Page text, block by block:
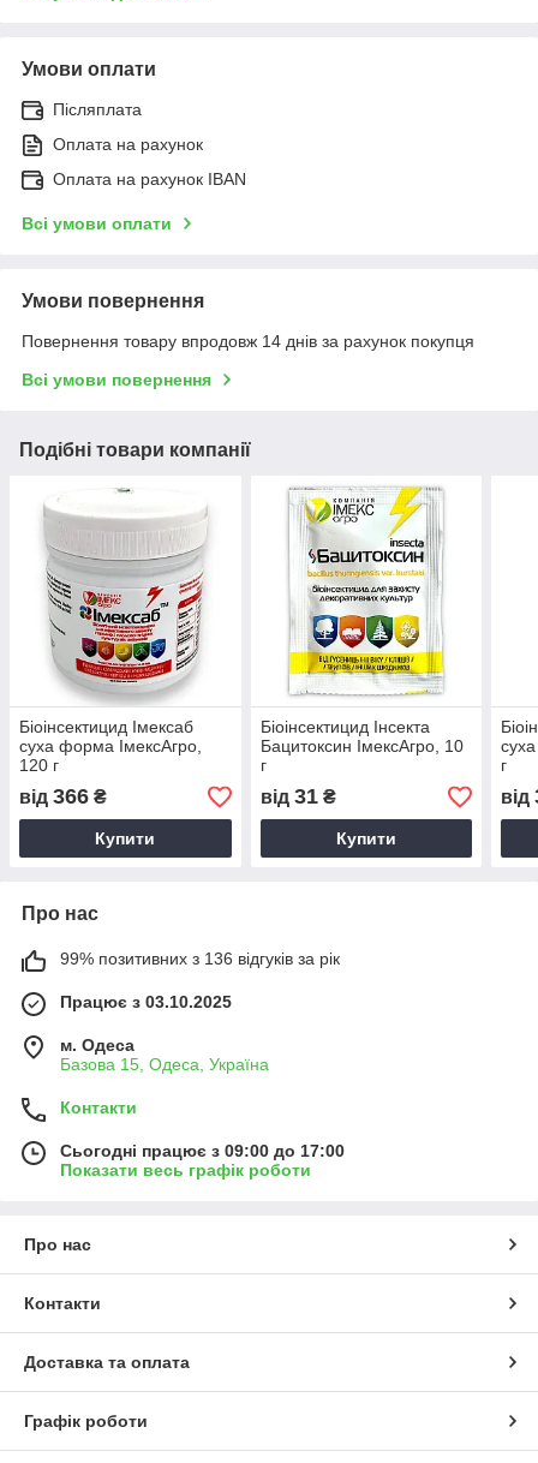
Умови оплати
Післяплата
Оплата на рахунок
Оплата на рахунок IBAN
Всі умови оплати
Умови повернення
Повернення товару впродовж 14 днів за рахунок покупця
Всі умови повернення
Подібні товари компанії
Біоінсектицид Імексаб
суха форма ІмексАгро,
120 г
від 366 ₴
Купити
Біоінсектицид Інсекта
Бацитоксин ІмексАгро, 10
г
від 31₴
Купити
г
від
Про нас
99% позитивних з 136 відгуків за рік
Працює з 03.10.2025
м. Одеса
Базова 15, Одеса, Україна
Контакти
Сьогодні працює з 09:00 до 17:00
Показати весь графік роботи
Про нас
Контакти
Доставка та оплата
Графік роботи